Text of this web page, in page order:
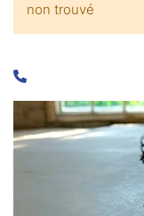
non trouvé